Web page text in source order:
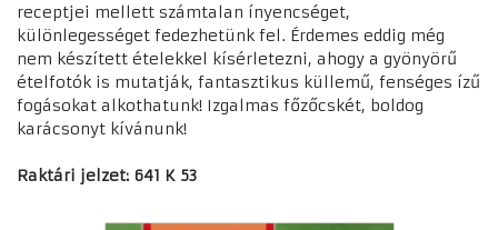
receptjei mellett számtalan ínyencséget,
különlegességet fedezhetünk fel. Érdemes eddig még
nem készített ételekkel kísérletezni, ahogy a gyönyörű
ételfotók is mutatják, fantasztikus küllemű, fenséges ízű
fogásokat alkothatunk! Izgalmas főzőcskét, boldog
karácsonyt kívánunk!
Raktári jelzet: 641 K 53